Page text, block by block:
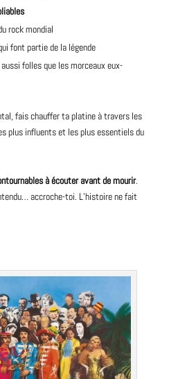
rock mondial
font partie de la légende
folles que les morceaux eux-
fais chauffer ta platine à travers les
plus influents et les plus essentiels du
à écouter avant de mourir.
accroche-toi. L’histoire ne fait